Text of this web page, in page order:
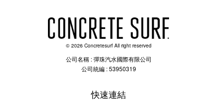
© 2026 Concretesurf All right reserved
公司名稱 : 彈珠汽水國際有限公司
公司統編 : 53950319
快速連結